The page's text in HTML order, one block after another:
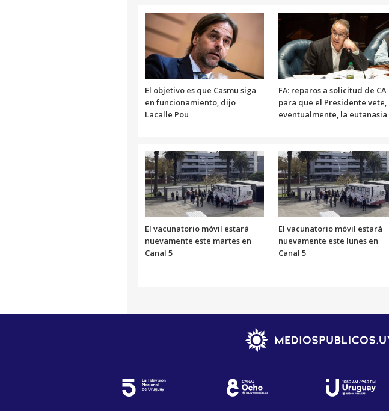
El objetivo es que Casmu siga
en funcionamiento, dijo
Lacalle Pou
FA: reparos a solicitud de CA
para que el Presidente vete,
eventualmente, la eutanasia
El vacunatorio móvil estará
nuevamente este martes en
Canal 5
El vacunatorio móvil estará
nuevamente este lunes en
Canal 5